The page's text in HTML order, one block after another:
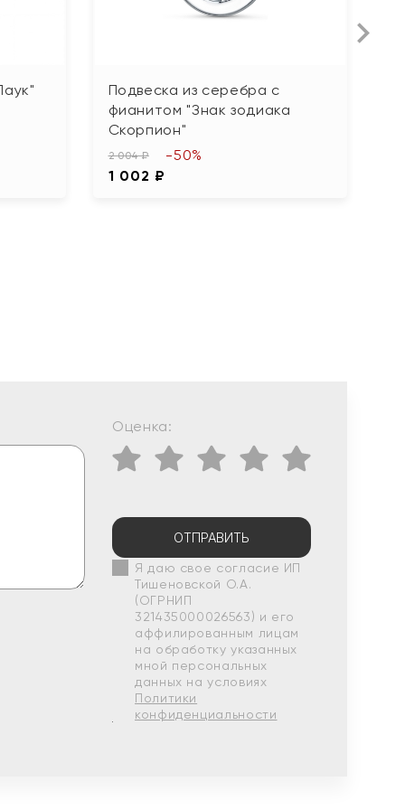
Подвеска из серебра с
фианитом "Знак зодиака
Скорпион"
2 004 ₽
1 002 ₽
-50%
Оценка:
ОТПРАВИТЬ
Я даю свое согласие ИП
Тишеновской О.А.
(ОГРНИП
321435000026563) и его
аффилированным лицам
на обработку указанных
мной персональных
данных на условиях
Политики
конфиденциальности